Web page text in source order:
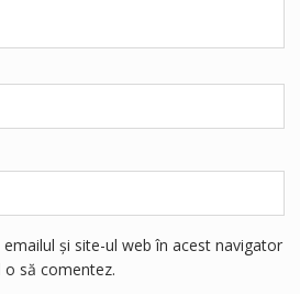
și site-ul web în acest navigator
să comentez.